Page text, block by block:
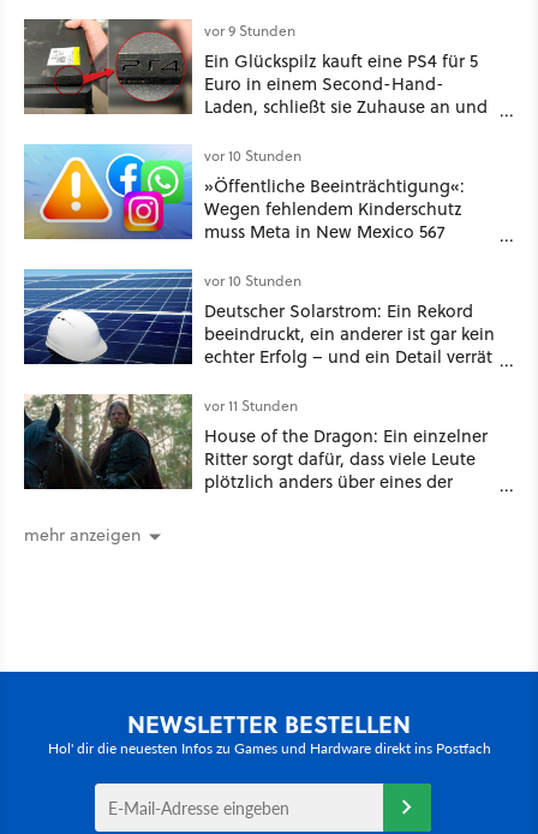
vor 9 Stunden
Ein Glückspilz kauft eine PS4 für 5
Euro in einem Second-Hand-
Laden, schließt sie Zuhause an und
funktionierende PlayStation [Best of
GameStar]
vor 10 Stunden
»Öffentliche Beeinträchtigung«:
Wegen fehlendem Kinderschutz
muss Meta in New Mexico 567
vor 10 Stunden
Deutscher Solarstrom: Ein Rekord
beeindruckt, ein anderer ist gar kein
echter Erfolg – und ein Detail verrät
jede Zahl
vor 11 Stunden
House of the Dragon: Ein einzelner
Ritter sorgt dafür, dass viele Leute
plötzlich anders über eines der
mehr anzeigen
NEWSLETTER BESTELLEN
Hol' dir die neuesten Infos zu Games und Hardware direkt ins Postfach